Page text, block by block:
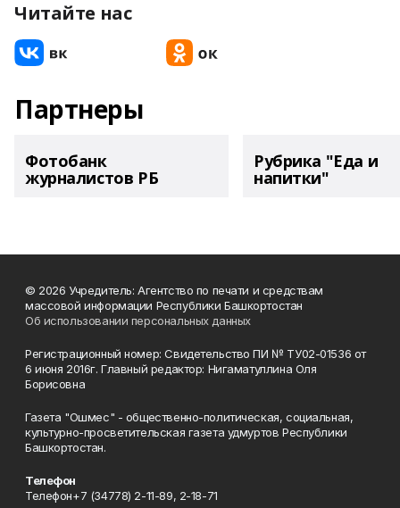
Читайте нас
Партнеры
Фотобанк
журналистов РБ
Рубрика "Еда и
напитки"
© 2026 Учредитель: Агентство по печати и средствам
массовой информации Республики Башкортостан
Об использовании персональных данных
Регистрационный номер: Свидетельство ПИ № ТУ02-01536 от
6 июня 2016г. Главный редактор: Нигаматуллина Оля
Борисовна
Газета "Ошмес" - общественно-политическая, социальная,
культурно-просветительская газета удмуртов Республики
Башкортостан.
Телефон
Телефон+7 (34778) 2-11-89, 2-18-71